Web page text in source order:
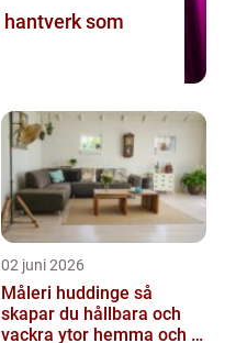
02 juni 2026
Måleri huddinge så
skapar du hållbara och
vackra ytor hemma och i